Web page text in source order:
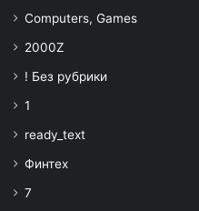
Computers, Games
2000Z
! Без рубрики
1
ready_text
Финтех
7